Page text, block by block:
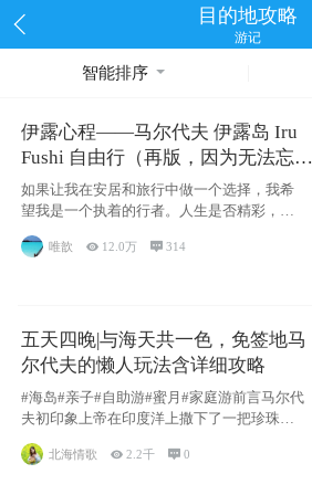
目的地攻略
游记
智能排序
伊露心程——马尔代夫 伊露岛 Iru
Fushi 自由行（再版，因为无法忘却
的留恋）
如果让我在安居和旅行中做一个选择，我希
望我是一个执着的行者。人生是否精彩，都
源于自己
唯歆  12.0万  314
五天四晚|与海天共一色，免签地马
尔代夫的懒人玩法含详细攻略
#海岛#亲子#自助游#蜜月#家庭游前言马尔代
夫初印象上帝在印度洋上撒下了一把珍珠，
北海情歌 2.2千 0